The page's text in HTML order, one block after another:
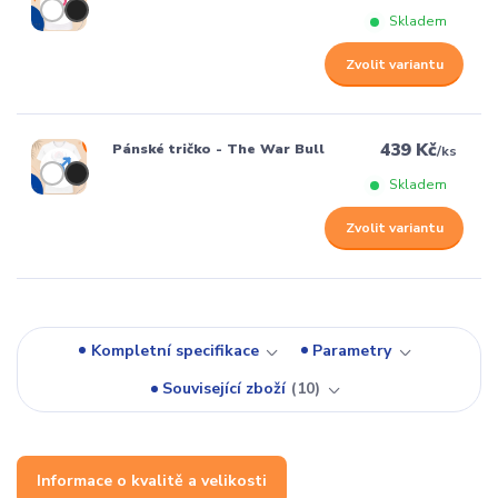
Skladem
Zvolit variantu
Pánské tričko - The War Bull 439 Kč/ks
Skladem
Zvolit variantu
Kompletní specifikace
Parametry
Související zboží
10
Informace o kvalitě a velikosti